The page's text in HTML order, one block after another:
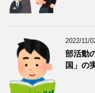
2022/11/
部活動
国」の